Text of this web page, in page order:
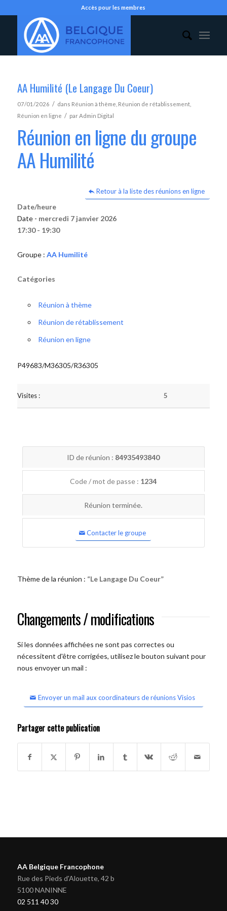
Accès pour les membres
AA Humilité (Le Langage Du Coeur)
07/01/2026 / dans Réunion à thème Réunion de rétablissement,
Réunion en ligne / parAdmin Digital
Réunion en ligne du groupe
AA Humilité
Retour à la liste des réunions en ligne
Date/heure
Date - mercredi 7 janvier 2026
17:30 - 19:30
Groupe : AA Humilité
Catégories
Réunion à thème
Réunion de rétablissement
Réunion en ligne
P49683/M36305/R36305
Visites : 5
ID de réunion : 84935493840
Code / mot de passe : 1234
Réunion terminée.
Contacter le groupe
Thème de la réunion : “Le Langage Du Coeur”
Changements / modifications
Si les données affichées ne sont pas correctes ou
nécessitent d'être corrigées, utilisez le bouton suivant pour
nous envoyer un mail :
Envoyer un mail aux coordinateurs de réunions Visios
Partager cette publication
AA Belgique Francophone
Rue des Pieds d'Alouette, 42 b
5100 NANINNE
02 511 40 30